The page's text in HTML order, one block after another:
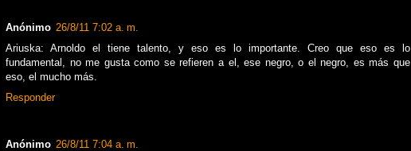
Anónimo 26/8/11 7:02 a. m.
Ariuska: Arnoldo el tiene talento, y eso es lo importante. Creo que eso es lo
fundamental, no me gusta como se refieren a el, ese negro, o el negro, es más que
eso, el mucho más.
Responder
Anónimo 26/8/11 7:04 a. m.